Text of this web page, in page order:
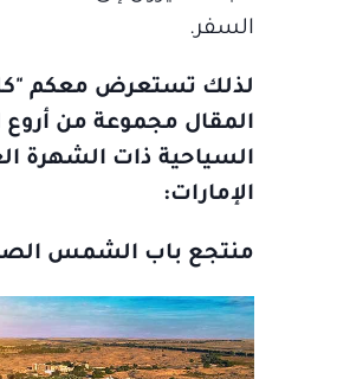
السفر.
لذلك تستعرض معكم
المقال مجموعة من أروع
السياحية ذات الشهرة
الإمارات:
منتجع باب الشمس